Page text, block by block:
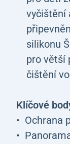
vyčištění
silikonu
pro větší
čištění
Klíčové
Ochrana